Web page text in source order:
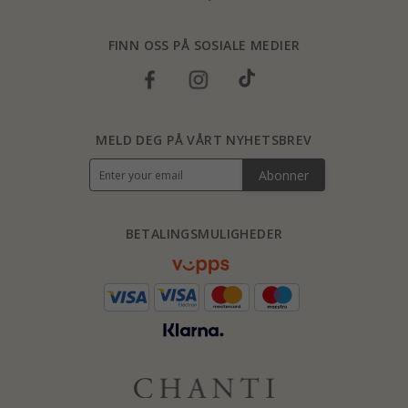
FINN OSS PÅ SOSIALE MEDIER
BETALINGSMULIGHEDER
MELD DEG PÅ VÅRT NYHETSBREV
Abonner